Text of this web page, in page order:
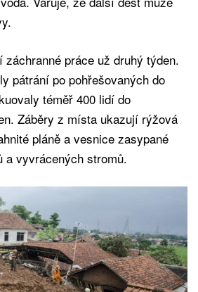
práce už druhý týden.
pátrání po pohřešovaných do
téměř 400 lidí do
Záběry z místa ukazují rýžová
pláně a vesnice zasypané
a vyvrácených stromů.